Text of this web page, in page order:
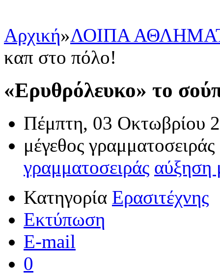
Αρχική»ΛΟΙΠΑ
καπ στο πόλο!
«Ερυθρόλευκο» το
Πέμπτη, 03 Οκτωβρίου
μέγεθος γραμματοσειράς
γραμματοσειράς αύξηση
Κατηγορία Ερασιτέχνης
Εκτύπωση
E-mail
0